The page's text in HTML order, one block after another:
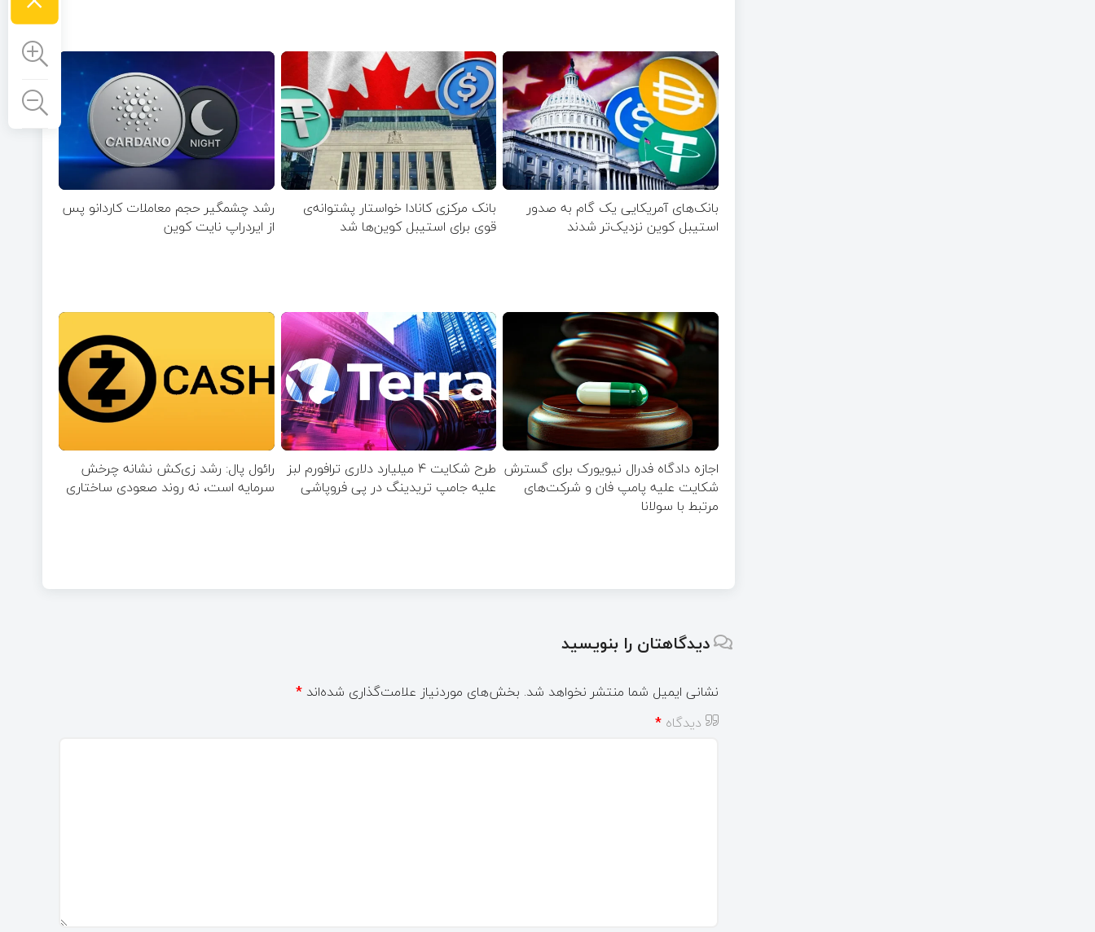
بانک‌های آمریکایی یک گام به صدور
استیبل کوین نزدیک‌تر شدند
بانک مرکزی کانادا خواستار پشتوانه‌ی
قوی برای استیبل کوین‌ها شد
رشد چشمگیر حجم معاملات کاردانو پس
از ایردراپ نایت‌ کوین
اجازه دادگاه فدرال نیویورک برای گسترش
شکایت علیه پامپ فان و شرکت‌های
مرتبط با سولانا
طرح شکایت ۴ میلیارد دلاری ترافورم لبز
علیه جامپ تریدینگ در پی فروپاشی
رائول پال: رشد زی‌کش نشانه چرخش
سرمایه است، نه روند صعودی ساختاری
دیدگاهتان را بنویسید
نشانی ایمیل شما منتشر نخواهد شد. بخش‌های موردنیاز علامت‌گذاری شده‌اند *
دیدگاه *